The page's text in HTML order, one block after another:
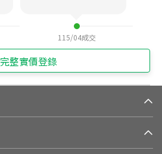
115/04成交
完整實價登錄